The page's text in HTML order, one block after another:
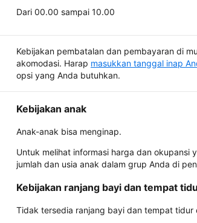
Dari 00.00 sampai 10.00
Kebijakan pembatalan dan pembayaran di
akomodasi. Harap masukkan tanggal inap
opsi yang Anda butuhkan.
Kebijakan anak
Anak-anak bisa menginap.
Untuk melihat informasi harga dan okupansi
jumlah dan usia anak dalam grup Anda di
Kebijakan ranjang bayi dan tempat
Tidak tersedia ranjang bayi dan tempat tidur